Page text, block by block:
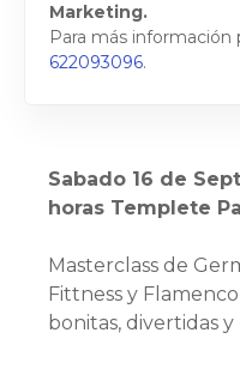
Marketing.
Para más información
622093096.
Sabado 16 de
horas Templete
Masterclass de
Fittness y
bonitas, divertidas